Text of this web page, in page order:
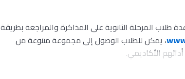
طلاب المرحلة الثانوية على المذاكرة والمراجعة بطريقة
، يمكن للطلاب الوصول إلى مجموعة متنوعة من
الأكاديمي.